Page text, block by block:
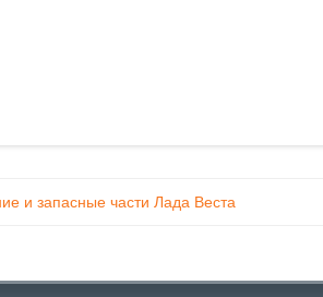
и запасные части Лада Веста